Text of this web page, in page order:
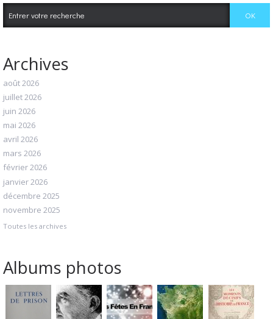
Archives
août 2026
juillet 2026
juin 2026
mai 2026
avril 2026
mars 2026
février 2026
janvier 2026
décembre 2025
novembre 2025
Toutes les archives
Albums photos